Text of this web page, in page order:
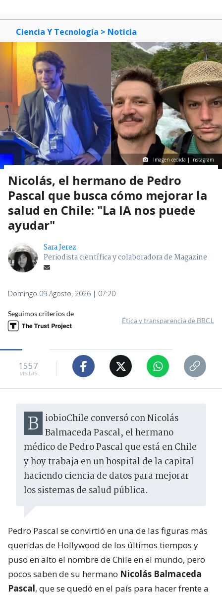
Ciencia Y Tecnología > Noticia
Imagen cedida | Instagram
Nicolás, el hermano de Pedro
Pascal que busca cómo mejorar la
salud en Chile: "La IA nos puede
ayudar"
Sara Jerez
Periodista científica y colaboradora de Magazine
Domingo 09 Agosto, 2026 | 07:20
Seguimos criterios de
Ética y transparencia de BBCL
1557
visitas
BiobioChile conversó con Nicolás Balmaceda Pascal, el hermano
médico de Pedro Pascal que está en Chile
y hoy trabaja en un hospital de la capital
haciendo ciencia de datos para mejorar
los sistemas de salud pública.
Pedro Pascal se convirtió en una de las figuras más
queridas de Hollywood de los últimos tiempos y
puso en alto el nombre de Chile en el mundo, pero
pocos saben de su hermano Nicolás Balmaceda
Pascal, que se quedó en el país para hacer frente a